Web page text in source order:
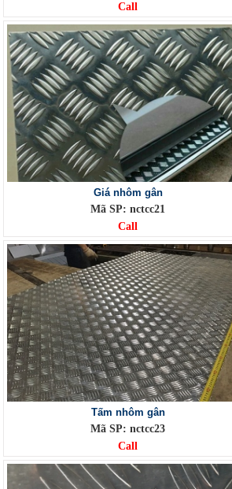
Call
Giá nhôm gân
Mã SP: nctcc21
Call
Tấm nhôm gân
Mã SP: nctcc23
Call